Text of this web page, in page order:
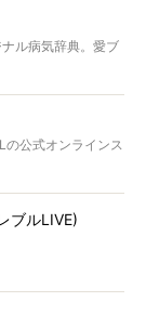
ル病気辞典。愛ブ
の公式オンラインス
ブルLIVE)